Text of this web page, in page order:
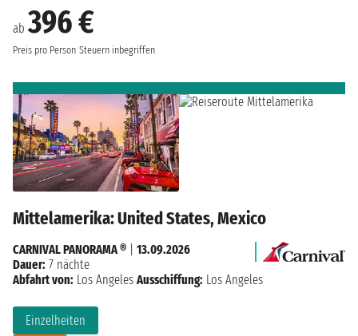
ab396 €
Preis pro Person Steuern inbegriffen
Mittelamerika: United States, Mexico
Einzelheiten
CARNIVAL PANORAMA ®
13.09.2026
Dauer: 7 nächte
Abfahrt von: Los Angeles Ausschiffung: Los Angeles